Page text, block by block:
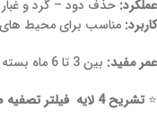
عملکرد: حذف دود – گرد و
کاربرد: مناسب برای محیط های
عمر مفید: بین 3 تا 6 ماه بسته به کیفیت هوای مصرفی
⭐تشریح 4 لایه فیلتر تصفیه هوا FAP03 :